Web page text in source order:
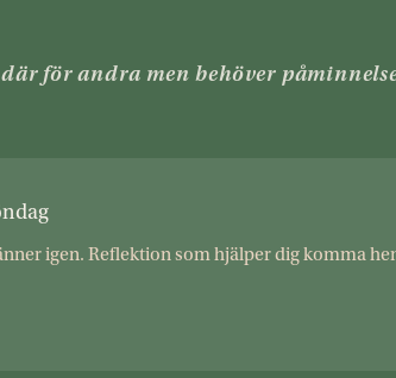
för andra men behöver
igen. Reflektion som hjälper dig komma